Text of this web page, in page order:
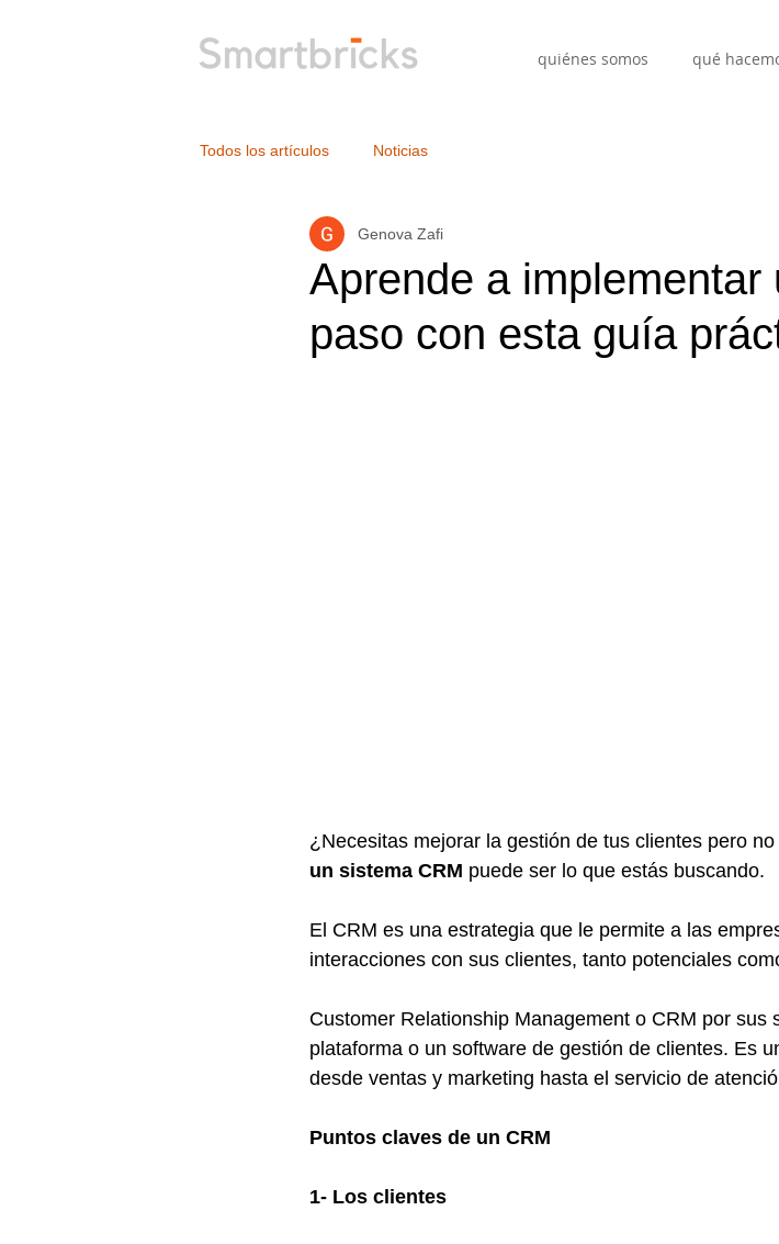
quiénes somos qué
Todos los artículos Noticias
Aprende a implementar
paso con esta guía
Genova Zafi
¿Necesitas mejorar la gestión de tus clientes pero
un sistema CRM puede ser lo que estás buscando.
El CRM es una estrategia que le permite a las
interacciones con sus clientes, tanto potenciales
Customer Relationship Management o CRM por sus
plataforma o un software de gestión de clientes. Es
desde ventas y marketing hasta el servicio de
Puntos claves de un CRM
1- Los clientes